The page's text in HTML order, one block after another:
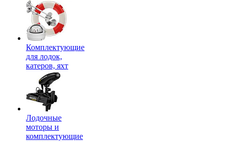
Комплектующие
для лодок,
катеров, яхт
Лодочные
моторы и
комплектующие